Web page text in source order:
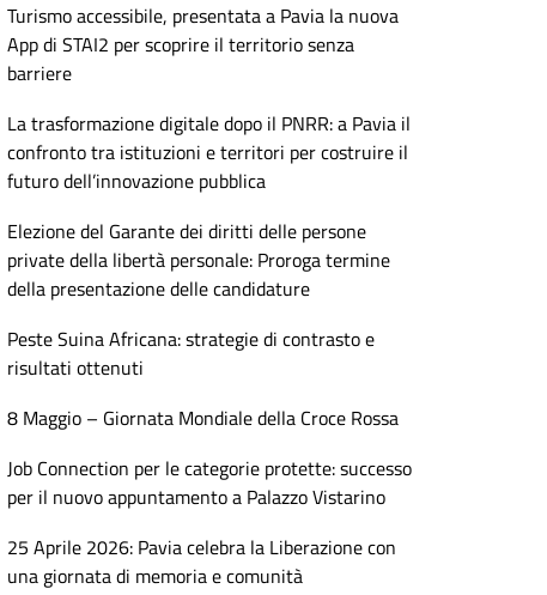
Turismo accessibile, presentata a Pavia la nuova
App di STAI2 per scoprire il territorio senza
barriere
La trasformazione digitale dopo il PNRR: a Pavia il
confronto tra istituzioni e territori per costruire il
futuro dell’innovazione pubblica
Elezione del Garante dei diritti delle persone
private della libertà personale: Proroga termine
della presentazione delle candidature
Peste Suina Africana: strategie di contrasto e
risultati ottenuti
8 Maggio – Giornata Mondiale della Croce Rossa
Job Connection per le categorie protette: successo
per il nuovo appuntamento a Palazzo Vistarino
25 Aprile 2026: Pavia celebra la Liberazione con
una giornata di memoria e comunità